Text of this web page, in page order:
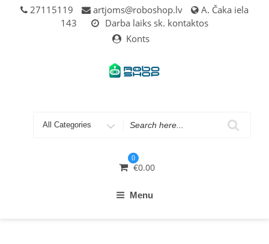
27115119 artjoms@roboshop.lv
A. Čaka iela
143
Darba laiks sk. kontaktos
Konts
Search
0
€0.00
Menu